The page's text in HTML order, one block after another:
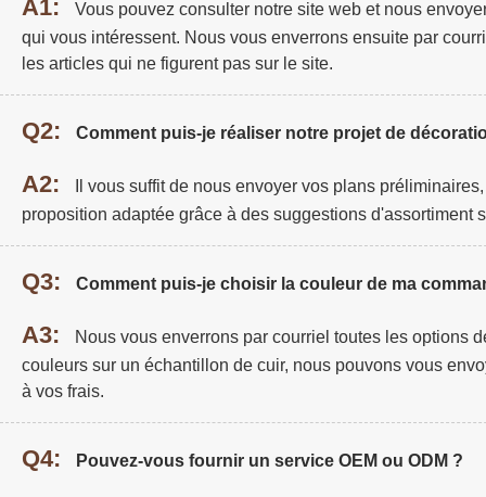
A1:
Vous pouvez consulter notre site web et nous
qui vous intéressent. Nous vous enverrons ensuite par
les articles qui ne figurent pas sur le site.
Q2: Comment puis-je réaliser notre projet de
A2:
Il vous suffit de nous envoyer vos plans
proposition adaptée grâce à des suggestions d'assortiment
Q3: Comment puis-je choisir la couleur de ma
A3:
Nous vous enverrons par courriel toutes les options
couleurs sur un échantillon de cuir, nous pouvons vous
à vos frais.
Q4: Pouvez-vous fournir un service OEM ou ODM ?